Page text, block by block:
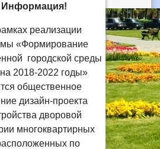
Информация!
реализации
«Формирование
городской среды
2018-2022 годы»
общественное
дизайн-проекта
дворовой
многоквартирных
по